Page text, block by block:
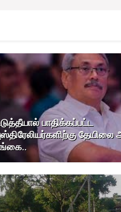
பாதிக்கப்பட்ட
தேயிலை